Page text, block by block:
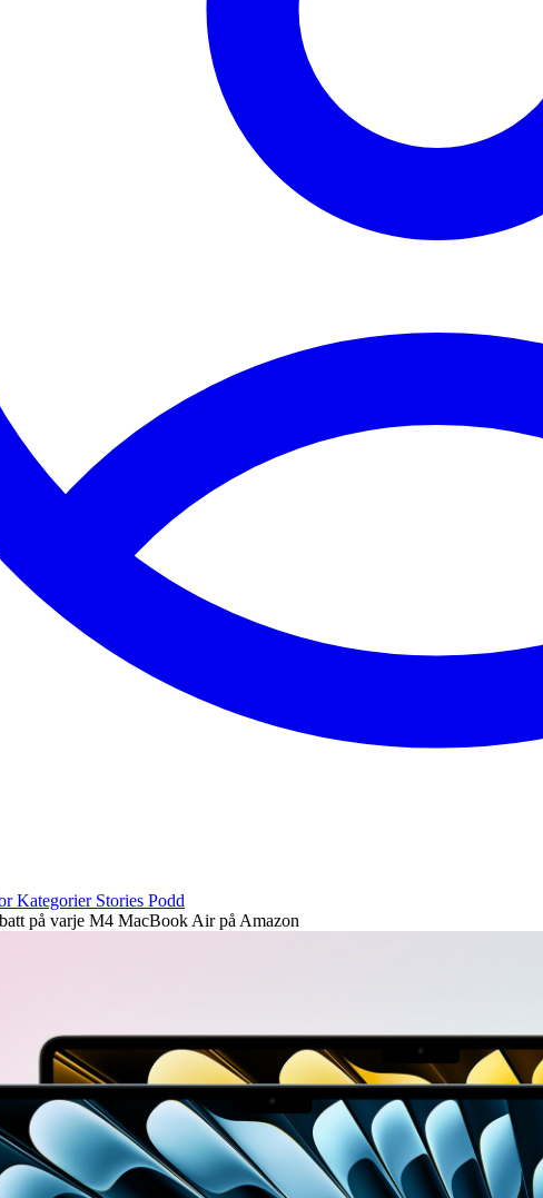
Kategorier Stories Podd
på varje M4 MacBook Air på Amazon